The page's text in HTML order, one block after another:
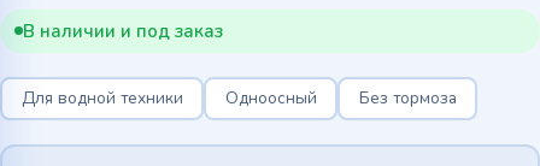
В наличии и под заказ
Для водной техники Одноосный Без тормоза